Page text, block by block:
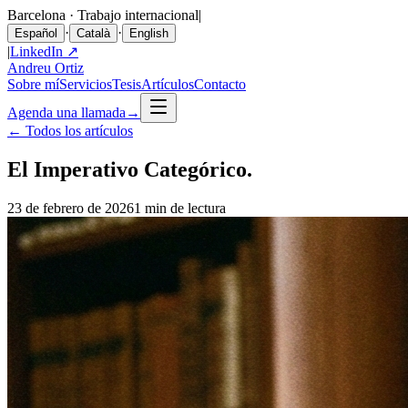
Barcelona · Trabajo internacional|
Español · Català · English
|LinkedIn ↗
Andreu Ortiz
Sobre míServiciosTesisArtículosContacto
Agenda una llamada →
← Todos los artículos
El Imperativo Categórico.
23 de febrero de 20261 min de lectura